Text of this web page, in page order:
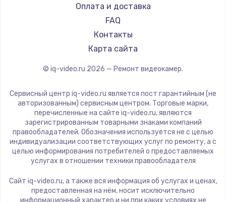
Оплата и доставка
FAQ
Контакты
Карта сайта
© iq-video.ru 2026 — Ремонт видеокамер.
Сервисный центр iq-video.ru является пост гарантийным (не
авторизованным) сервисным центром. Торговые марки,
перечисленные на сайте iq-video.ru, являются
зарегистрированным товарными знаками компаний
правообладателей. Обозначения используется не с целью
индивидуализации соответствующих услуг по ремонту, а с
целью информирования потребителей о предоставляемых
услугах в отношении техники правообладателя
Сайт iq-video.ru, а также вся информация об услугах и ценах,
предоставленная на нём, носит исключительно
информационный характер и ни при каких условиях не